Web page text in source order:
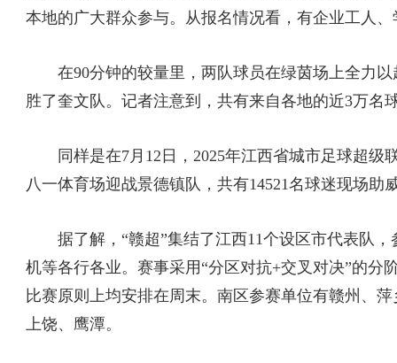
本地的广大群众参与。从报名情况看，有企业工人
在90分钟的较量里，两队球员在绿茵场上全力以
胜了奎文队。记者注意到，共有来自各地的近3万名
同样是在7月12日，2025年江西省城市足球超级
八一体育场迎战景德镇队，共有14521名球迷现场助
据了解，“赣超”集结了江西11个设区市代表队，
机等各行各业。赛事采用“分区对抗+交叉对决”的分
比赛原则上均安排在周末。南区参赛单位有赣州、
上饶、鹰潭。